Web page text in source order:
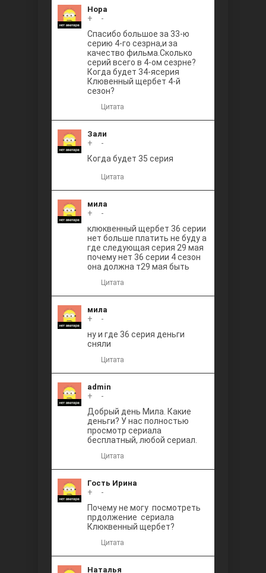
Нора
+
-
Спасибо большое за 33-ю
серию 4-го сезрна,и за
качество фильма.Сколько
серий всего в 4-ом сезрне?
Когда будет 34-ясерия
Клювенный щербет 4-й
сезон?
Цитата
Зали
+
-
Когда будет 35 серия
Цитата
мила
+
-
клюквенный щербет 36 серии
нет больше платить не буду а
где следующая серия 29 мая
почему нет 36 серии 4 сезон
она должна т29 мая быть
Цитата
мила
+
-
ну и где 36 серия деньги
сняли
Цитата
admin
+
-
Добрый день Мила. Какие
деньги? У нас полностью
просмотр сериала
бесплатный, любой сериал.
Цитата
Гость Ирина
+
-
Почему не могу посмотреть
прдолжение сериала
Клюквенный щербет?
Цитата
Наталья